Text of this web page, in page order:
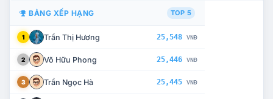
BẢNG XẾP HẠNG TOP 5
1 Trần Thị Hương 25,548 VNĐ
2 Võ Hữu Phong 25,446 VNĐ
3 Trần Ngọc Hà 25,445 VNĐ